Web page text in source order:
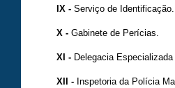
IX -Serviço de Identificação.
X -Gabinete de Perícias.
XI -Delegacia Especializada
XII -Inspetoria da Polícia